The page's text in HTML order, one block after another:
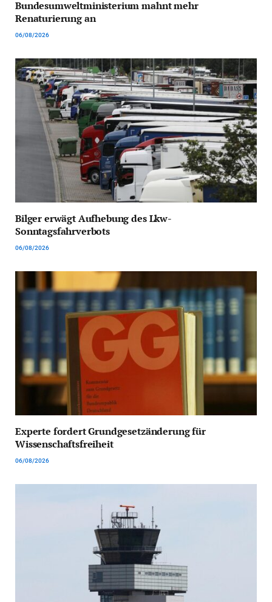
Bundesumweltministerium mahnt mehr
Renaturierung an
06/08/2026
Bilger erwägt Aufhebung des Lkw-
Sonntagsfahrverbots
06/08/2026
Experte fordert Grundgesetzänderung für
Wissenschaftsfreiheit
06/08/2026